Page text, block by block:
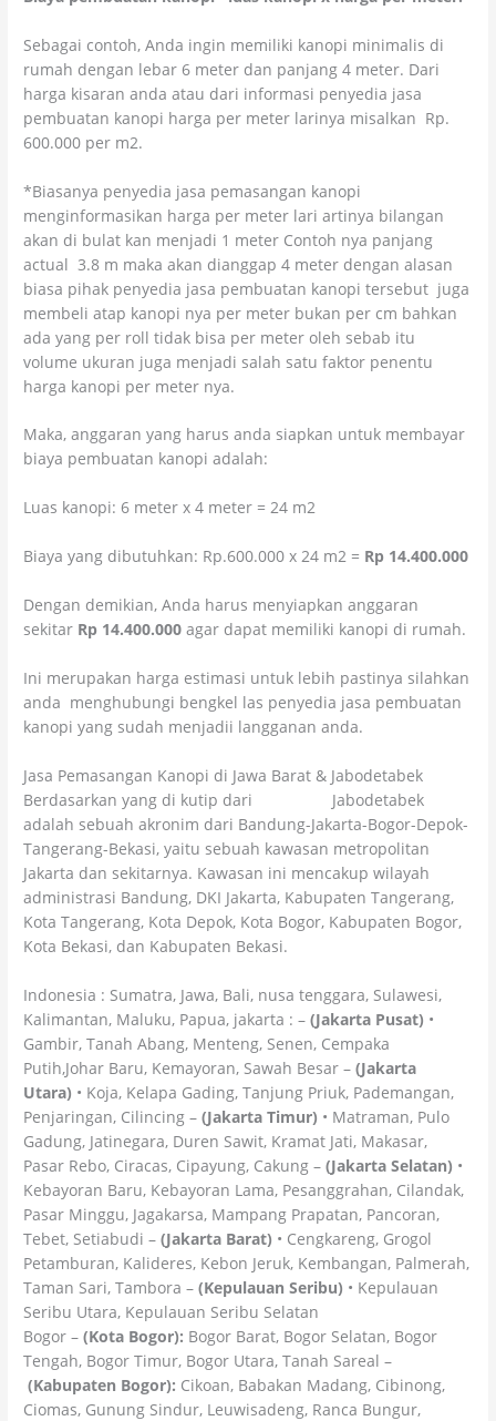
Sebagai contoh, Anda ingin memiliki kanopi minimalis di
rumah dengan lebar 6 meter dan panjang 4 meter. Dari
harga kisaran anda atau dari informasi penyedia jasa
pembuatan kanopi harga per meter larinya misalkan Rp.
600.000 per m2.
*Biasanya penyedia jasa pemasangan kanopi
menginformasikan harga per meter lari artinya bilangan
akan di bulat kan menjadi 1 meter Contoh nya panjang
actual 3.8 m maka akan dianggap 4 meter dengan alasan
biasa pihak penyedia jasa pembuatan kanopi tersebut juga
membeli atap kanopi nya per meter bukan per cm bahkan
ada yang per roll tidak bisa per meter oleh sebab itu
volume ukuran juga menjadi salah satu faktor penentu
harga kanopi per meter nya.
Maka, anggaran yang harus anda siapkan untuk membayar
biaya pembuatan kanopi adalah:
Luas kanopi: 6 meter x 4 meter = 24 m2
Biaya yang dibutuhkan: Rp.600.000 x 24 m2 = Rp 14.400.000
Dengan demikian, Anda harus menyiapkan anggaran
sekitar Rp 14.400.000 agar dapat memiliki kanopi di rumah.
Ini merupakan harga estimasi untuk lebih pastinya silahkan
anda menghubungi bengkel las penyedia jasa pembuatan
kanopi yang sudah menjadii langganan anda.
Jasa Pemasangan Kanopi di Jawa Barat & Jabodetabek
Berdasarkan yang di kutip dari
Jabodetabek
adalah sebuah akronim dari Bandung-Jakarta-Bogor-Depok-
Tangerang-Bekasi, yaitu sebuah kawasan metropolitan
Jakarta dan sekitarnya. Kawasan ini mencakup wilayah
administrasi Bandung, DKI Jakarta, Kabupaten Tangerang,
Kota Tangerang, Kota Depok, Kota Bogor, Kabupaten Bogor,
Kota Bekasi, dan Kabupaten Bekasi.
Indonesia : Sumatra, Jawa, Bali, nusa tenggara, Sulawesi,
Kalimantan, Maluku, Papua, jakarta : –(Jakarta Pusat) •
Gambir, Tanah Abang, Menteng, Senen, Cempaka
Putih,Johar Baru, Kemayoran, Sawah Besar –(Jakarta
Utara) • Koja, Kelapa Gading, Tanjung Priuk, Pademangan,
Penjaringan, Cilincing –(Jakarta Timur) • Matraman, Pulo
Gadung, Jatinegara, Duren Sawit, Kramat Jati, Makasar,
Pasar Rebo, Ciracas, Cipayung, Cakung –(Jakarta Selatan) •
Kebayoran Baru, Kebayoran Lama, Pesanggrahan, Cilandak,
Pasar Minggu, Jagakarsa, Mampang Prapatan, Pancoran,
Tebet, Setiabudi –(Jakarta Barat) • Cengkareng, Grogol
Petamburan, Kalideres, Kebon Jeruk, Kembangan, Palmerah,
Taman Sari, Tambora –(Kepulauan Seribu) • Kepulauan
Seribu Utara, Kepulauan Seribu Selatan
Bogor –(Kota Bogor): Bogor Barat, Bogor Selatan, Bogor
Tengah, Bogor Timur, Bogor Utara, Tanah Sareal –
(Kabupaten Bogor): Cikoan, Babakan Madang, Cibinong,
Ciomas, Gunung Sindur, Leuwisadeng, Ranca Bungur,